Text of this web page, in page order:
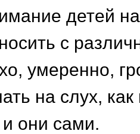
детей
с
умеренно,
на слух, как
они сами.